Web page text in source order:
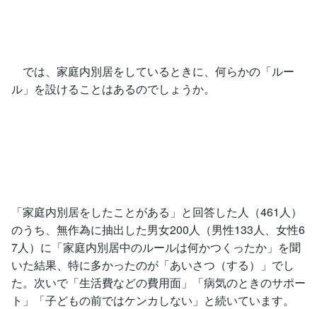
では、家庭内別居をしているときに、何らかの「ルー
ル」を設けることはあるのでしょうか。
「家庭内別居をしたことがある」と回答した人（461人）
のうち、無作為に抽出した男女200人（男性133人、女性6
7人）に「家庭内別居中のルールは何かつくったか」を聞
いた結果、特に多かったのが「あいさつ（する）」でし
た。次いで「生活費などの費用面」「病気のときのサポー
ト」「子どもの前ではケンカしない」と続いています。